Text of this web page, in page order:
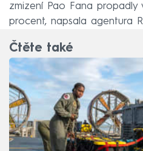
zmizení Pao Fana
procent, napsala agentura
Čtěte také